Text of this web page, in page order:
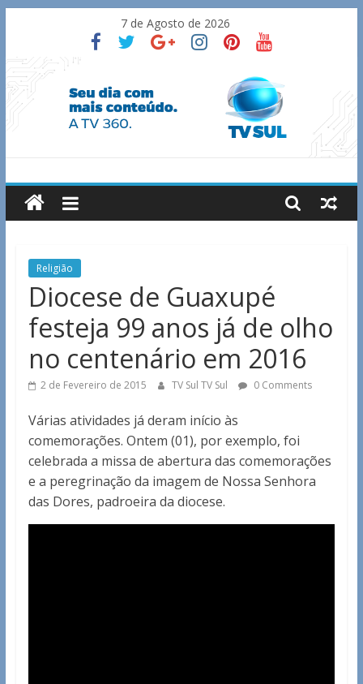
content
7 de Agosto de 2026
TV
Sul
Notícias
Guaxupé
região.
Religião
Diocese de Guaxupé
festeja 99 anos já de olho
no centenário em 2016
2 de Fevereiro de 2015 TV Sul TV Sul 0 Comments
Várias atividades já deram início às
comemorações. Ontem (01), por exemplo, foi
celebrada a missa de abertura das comemorações
e a peregrinação da imagem de Nossa Senhora
das Dores, padroeira da diocese.